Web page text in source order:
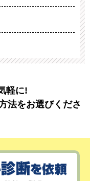
軽に!
法をお選びくださ